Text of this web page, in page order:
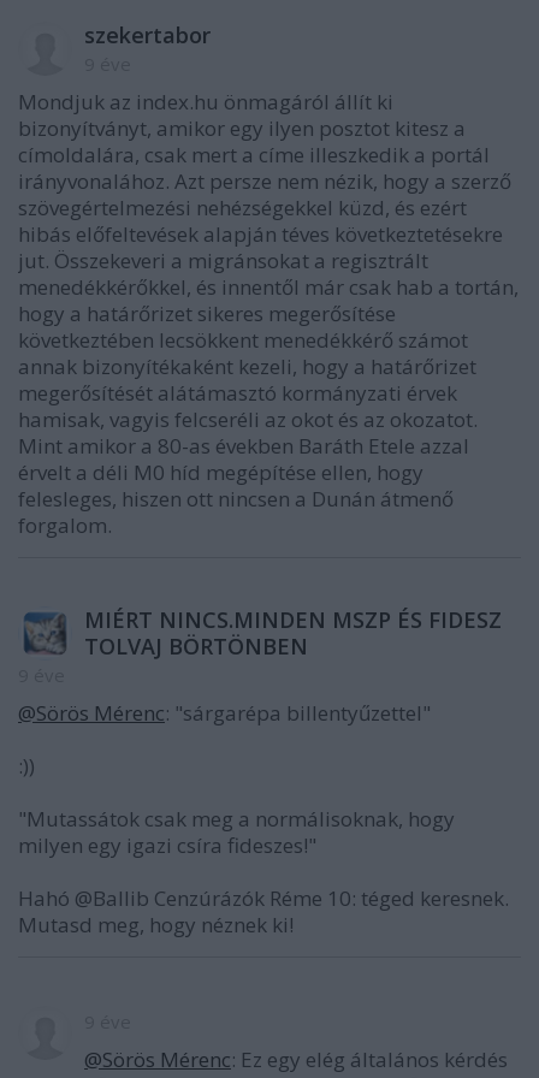
szekertabor
Mondjuk az index.hu önmagáról állít ki
bizonyítványt, amikor egy ilyen posztot kitesz a
címoldalára, csak mert a címe illeszkedik a portál
irányvonalához. Azt persze nem nézik, hogy a szerző
szövegértelmezési nehézségekkel küzd, és ezért
hibás előfeltevések alapján téves következtetésekre
jut. Összekeveri a migránsokat a regisztrált
menedékkérőkkel, és innentől már csak hab a tortán,
hogy a határőrizet sikeres megerősítése
következtében lecsökkent menedékkérő számot
annak bizonyítékaként kezeli, hogy a határőrizet
megerősítését alátámasztó kormányzati érvek
hamisak, vagyis felcseréli az okot és az okozatot.
Mint amikor a 80-as években Baráth Etele azzal
érvelt a déli M0 híd megépítése ellen, hogy
felesleges, hiszen ott nincsen a Dunán átmenő
forgalom.
MIÉRT NINCS.MINDEN MSZP ÉS FIDESZ
TOLVAJ BÖRTÖNBEN
@Sörös Mérenc: "sárgarépa billentyűzettel"
:))
"Mutassátok csak meg a normálisoknak, hogy
milyen egy igazi csíra fideszes!"
Hahó @Ballib Cenzúrázók Réme 10: téged keresnek.
Mutasd meg, hogy néznek ki!
@Sörös Mérenc: Ez egy elég általános kérdés